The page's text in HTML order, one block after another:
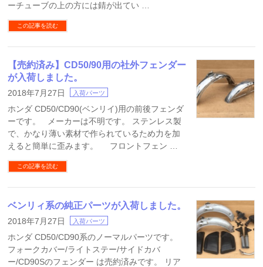
ーチューブの上の方には錆が出てい …
この記事を読む
【売約済み】CD50/90用の社外フェンダー
が入荷しました。
2018年7月27日 入荷パーツ
ホンダ CD50/CD90(ベンリイ)用の前後フェンダ
ーです。 メーカーは不明です。 ステンレス製
で、かなり薄い素材で作られているため力を加
えると簡単に歪みます。 フロントフェン …
この記事を読む
ベンリィ系の純正パーツが入荷しました。
2018年7月27日 入荷パーツ
ホンダ CD50/CD90系のノーマルパーツです。
フォークカバー/ライトステー/サイドカバ
ー/CD90Sのフェンダー は売約済みです。 リア